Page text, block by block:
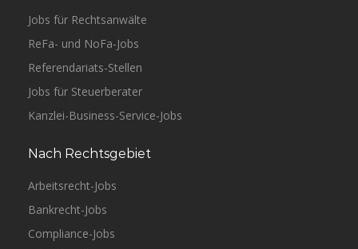
Jobs für Rechtsanwälte
ReFa- und NoFa-Jobs
Referendariats-Stellen
Jobs für Steuerberater
Kanzlei-Business-Service-Jobs
Nach Rechtsgebiet
Arbeitsrecht-Jobs
Bankrecht-Jobs
Compliance-Jobs